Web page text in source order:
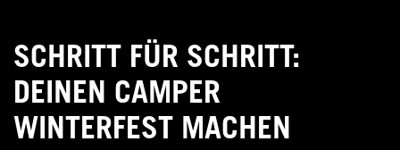
SCHRITT FÜR SCHRITT:
DEINEN CAMPER
WINTERFEST MACHEN